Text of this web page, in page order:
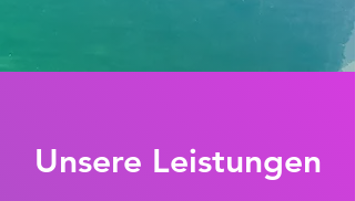
Unsere Leistungen